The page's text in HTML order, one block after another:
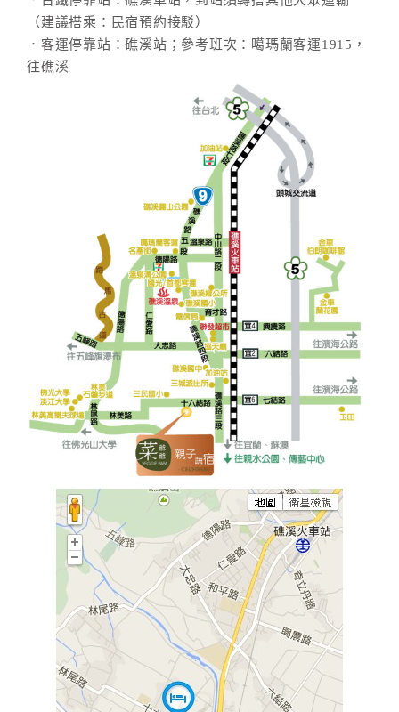
（建議搭乘：民宿預約接駁）
．客運停靠站：礁溪站；參考班次：噶瑪蘭客運1915，
往礁溪